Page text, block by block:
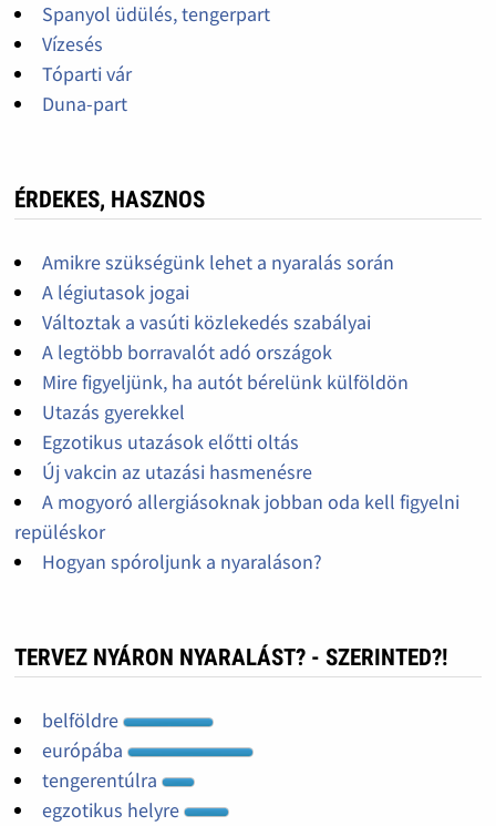
Spanyol üdülés, tengerpart
Vízesés
Tóparti vár
Duna-part
ÉRDEKES, HASZNOS
Amikre szükségünk lehet a nyaralás során
A légiutasok jogai
Változtak a vasúti közlekedés szabályai
A legtöbb borravalót adó országok
Mire figyeljünk, ha autót bérelünk külföldön
Utazás gyerekkel
Egzotikus utazások előtti oltás
Új vakcin az utazási hasmenésre
A mogyoró allergiásoknak jobban oda kell figyelni
repüléskor
Hogyan spóroljunk a nyaraláson?
TERVEZ NYÁRON NYARALÁST? - SZERINTED?!
belföldre
európába
tengerentúlra
egzotikus helyre